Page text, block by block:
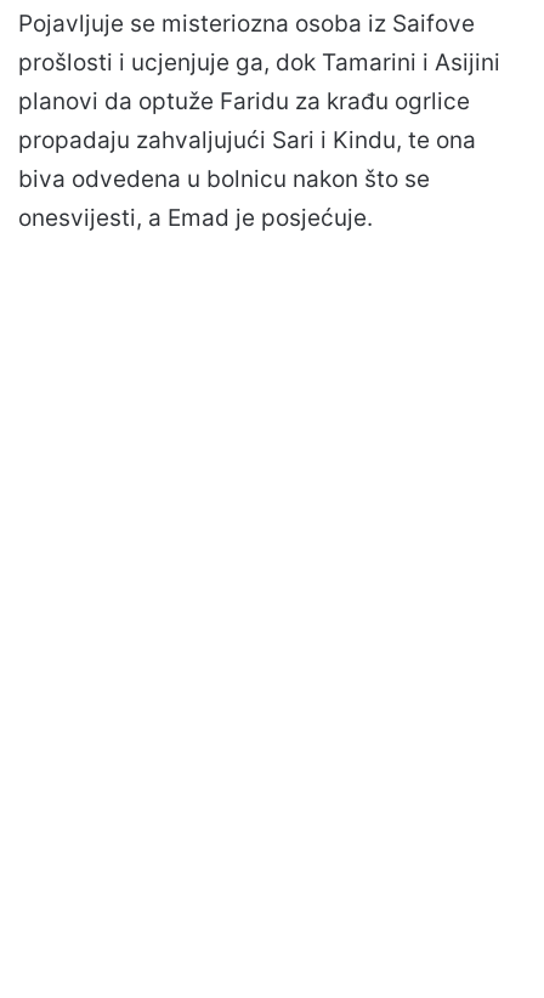
Pojavljuje se misteriozna osoba iz Saifove
prošlosti i ucjenjuje ga, dok Tamarini i Asijini
planovi da optuže Faridu za krađu ogrlice
propadaju zahvaljujući Sari i Kindu, te ona
biva odvedena u bolnicu nakon što se
onesvijesti, a Emad je posjećuje.